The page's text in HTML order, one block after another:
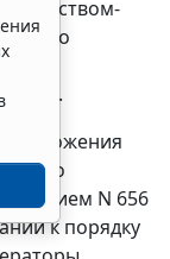
положения
во
N 656
к порядку